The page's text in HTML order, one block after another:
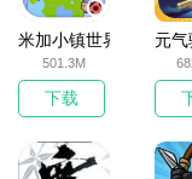
米加小镇世界2025官
501.3M
下载
元